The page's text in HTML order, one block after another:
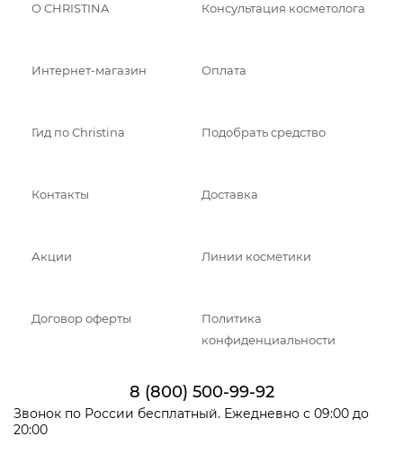
О CHRISTINA Консультация косметолога
Интернет-магазин Оплата
Гид по Christina Подобрать средство
Контакты Доставка
Акции Линии косметики
Договор оферты
Политика
конфиденциальности
8 (800) 500-99-92
Звонок по России бесплатный. Ежедневно с 09:00 до
20:00